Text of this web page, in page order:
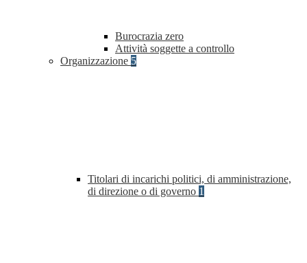
Burocrazia zero
Attività soggette a controllo
Organizzazione 5
Titolari di incarichi politici, di amministrazione,
di direzione o di governo 1